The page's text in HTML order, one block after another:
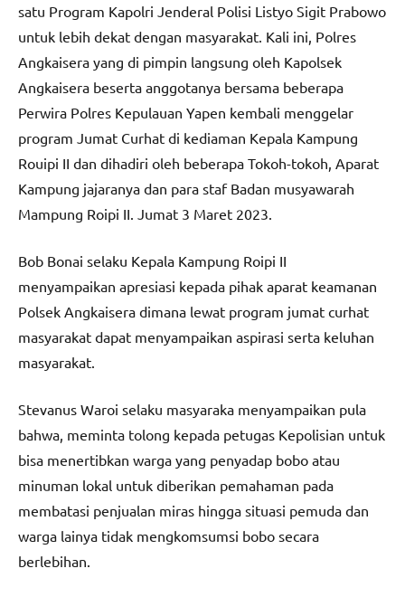
satu Program Kapolri Jenderal Polisi Listyo Sigit Prabowo
untuk lebih dekat dengan masyarakat. Kali ini, Polres
Angkaisera yang di pimpin langsung oleh Kapolsek
Angkaisera beserta anggotanya bersama beberapa
Perwira Polres Kepulauan Yapen kembali menggelar
program Jumat Curhat di kediaman Kepala Kampung
Rouipi II dan dihadiri oleh beberapa Tokoh-tokoh, Aparat
Kampung jajaranya dan para staf Badan musyawarah
Mampung Roipi II. Jumat 3 Maret 2023.
Bob Bonai selaku Kepala Kampung Roipi II
menyampaikan apresiasi kepada pihak aparat keamanan
Polsek Angkaisera dimana lewat program jumat curhat
masyarakat dapat menyampaikan aspirasi serta keluhan
masyarakat.
Stevanus Waroi selaku masyaraka menyampaikan pula
bahwa, meminta tolong kepada petugas Kepolisian untuk
bisa menertibkan warga yang penyadap bobo atau
minuman lokal untuk diberikan pemahaman pada
membatasi penjualan miras hingga situasi pemuda dan
warga lainya tidak mengkomsumsi bobo secara
berlebihan.